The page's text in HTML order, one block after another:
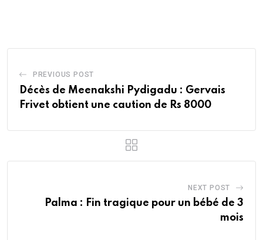
PREVIOUS POST
Décès de Meenakshi Pydigadu : Gervais
Frivet obtient une caution de Rs 8000
NEXT POST
Palma : Fin tragique pour un bébé de 3
mois